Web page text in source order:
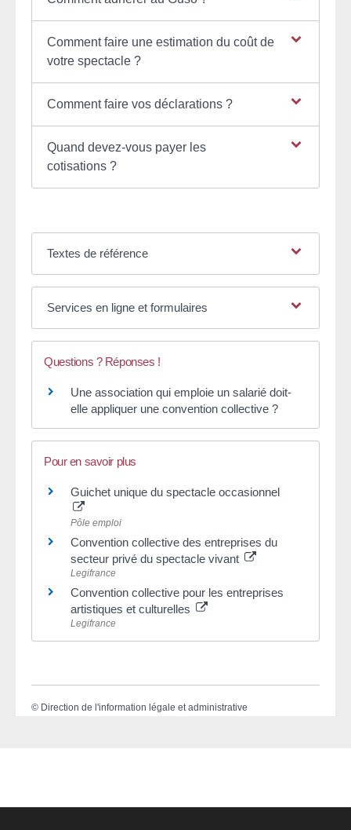
Comment faire une estimation du coût de
votre spectacle ?
Comment faire vos déclarations ?
Quand devez-vous payer les
cotisations ?
Textes de référence
Services en ligne et formulaires
Questions ? Réponses !
Une association qui emploie un salarié doit-
elle appliquer une convention collective ?
Pour en savoir plus
Guichet unique du spectacle occasionnel
Pôle emploi
Convention collective des entreprises du
secteur privé du spectacle vivant
Legifrance
Convention collective pour les entreprises
artistiques et culturelles
Legifrance
© Direction de l'information légale et administrative